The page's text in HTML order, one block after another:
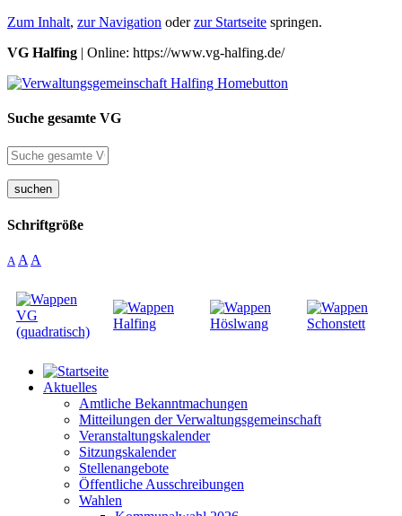
Zum Inhalt, zur Navigation oderzur Startseite springen.
VG Halfing | Online: https://www.vg-halfing.de/
Suche gesamte VG
suchen
Schriftgröße
A A A
Aktuelles
Amtliche Bekanntmachungen
Mitteilungen der Verwaltungsgemeinschaft
Veranstaltungskalender
Sitzungskalender
Stellenangebote
Öffentliche Ausschreibungen
Wahlen